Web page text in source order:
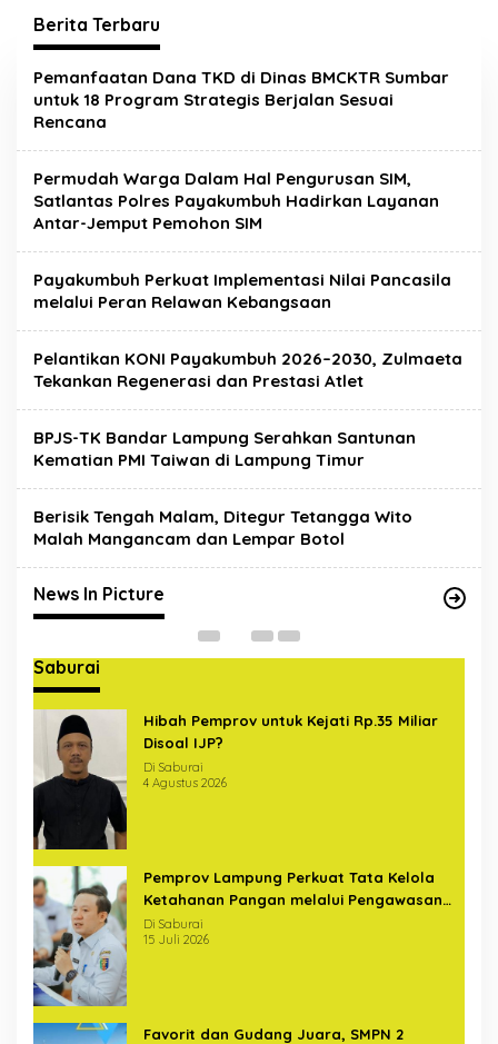
Berita Terbaru
Metropolis.co.id
Pemanfaatan Dana TKD di Dinas BMCKTR Sumbar
untuk 18 Program Strategis Berjalan Sesuai
Rencana
Permudah Warga Dalam Hal Pengurusan SIM,
Satlantas Polres Payakumbuh Hadirkan Layanan
Antar-Jemput Pemohon SIM
Payakumbuh Perkuat Implementasi Nilai Pancasila
melalui Peran Relawan Kebangsaan
Pelantikan KONI Payakumbuh 2026–2030, Zulmaeta
Tekankan Regenerasi dan Prestasi Atlet
BPJS-TK Bandar Lampung Serahkan Santunan
Kematian PMI Taiwan di Lampung Timur
Berisik Tengah Malam, Ditegur Tetangga Wito
Malah Mangancam dan Lempar Botol
News In Picture
Satgas Gabungan Covid-19
Sterilkan Pelintas di Bundaran
Hajimena Lampung
Di News In Picture
Saburai
Hibah Pemprov untuk Kejati Rp.35 Miliar
Disoal IJP?
Di Saburai
4 Agustus 2026
Pemprov Lampung Perkuat Tata Kelola
Ketahanan Pangan melalui Pengawasan
Terintegrasi Bersama BPKP
Di Saburai
15 Juli 2026
Favorit dan Gudang Juara, SMPN 2